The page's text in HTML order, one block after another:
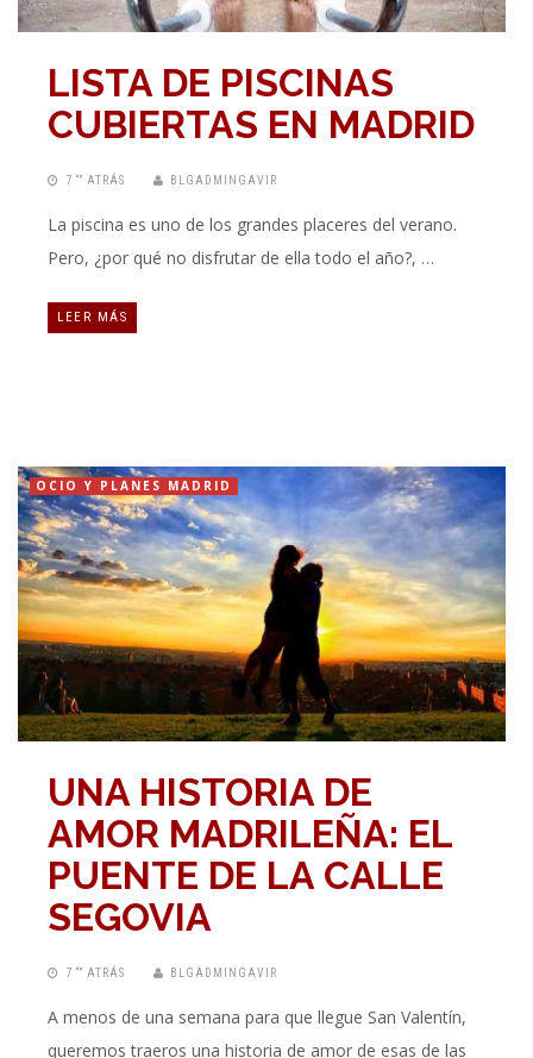
LISTA DE PISCINAS
CUBIERTAS EN MADRID
7 “” ATRÁS BLGADMINGAVIR
La piscina es uno de los grandes placeres del verano.
Pero, ¿por qué no disfrutar de ella todo el año?, …
LEER MÁS
OCIO Y PLANES MADRID
UNA HISTORIA DE
AMOR MADRILEÑA: EL
PUENTE DE LA CALLE
SEGOVIA
7 “” ATRÁS BLGADMINGAVIR
A menos de una semana para que llegue San Valentín,
queremos traeros una historia de amor de esas de las